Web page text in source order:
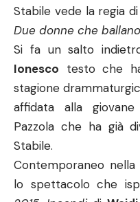
Stabile vede la regia
Due donne che ballano
Si fa un salto
Ionesco testo che
stagione
affidata alla
Pazzola che ha già
Stabile.
Contemporaneo
lo spettacolo che